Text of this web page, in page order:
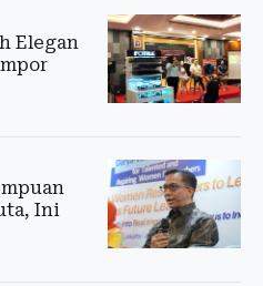
Elegan
Ini